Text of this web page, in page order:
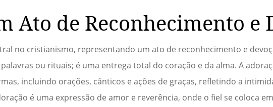
Ato de Reconhecimento e
no cristianismo, representando um ato de reconhecimento e
ou rituais; é uma entrega total do coração e da alma. A
incluindo orações, cânticos e ações de graças, refletindo a
é uma expressão de amor e reverência, onde o fiel se coloca